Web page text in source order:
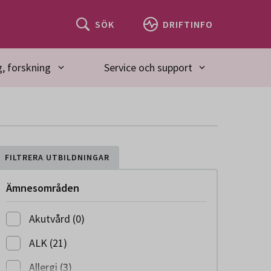
SÖK DRIFTINFO
forskning Service och support
FILTRERA UTBILDNINGAR
Ämnesområden
Akutvård (0)
ALK (21)
Allergi (3)